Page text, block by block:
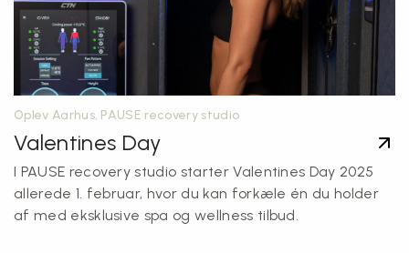
Oplev Aarhus, PAUSE recovery studio
Valentines Day
I PAUSE recovery studio starter Valentines Day 2025
allerede 1. februar, hvor du kan forkæle én du holder
af med eksklusive spa og wellness tilbud.